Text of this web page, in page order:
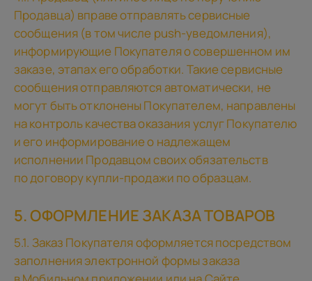
Продавца) вправе отправлять сервисные
сообщения (в том числе push-уведомления),
информирующие Покупателя о совершенном им
заказе, этапах его обработки. Такие сервисные
сообщения отправляются автоматически, не
могут быть отклонены Покупателем, направлены
на контроль качества оказания услуг Покупателю
и его информирование о надлежащем
исполнении Продавцом своих обязательств
по договору купли-продажи по образцам.
5. ОФОРМЛЕНИЕ ЗАКАЗА ТОВАРОВ
5.1. Заказ Покупателя оформляется посредством
заполнения электронной формы заказа